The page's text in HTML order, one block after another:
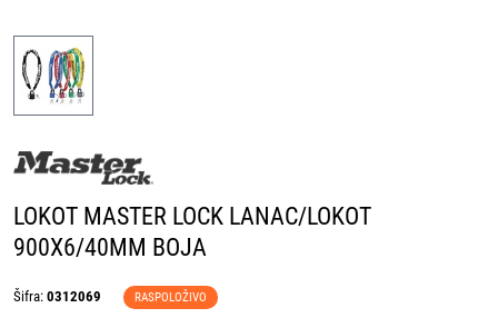
LOKOT MASTER LOCK LANAC/LOKOT
900X6/40MM BOJA
Šifra: 0312069 RASPOLOŽIVO